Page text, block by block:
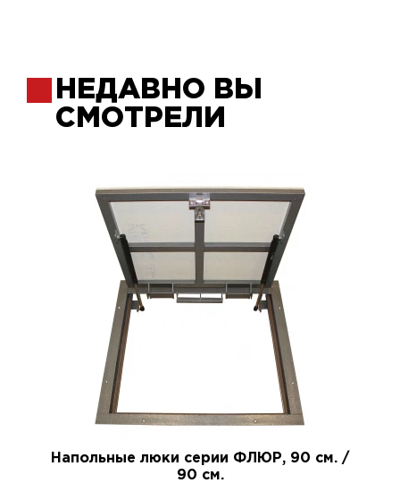
НЕДАВНО ВЫ
СМОТРЕЛИ
Напольные люки серии ФЛЮР, 90 см. /
90 см.